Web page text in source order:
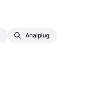
Analplug